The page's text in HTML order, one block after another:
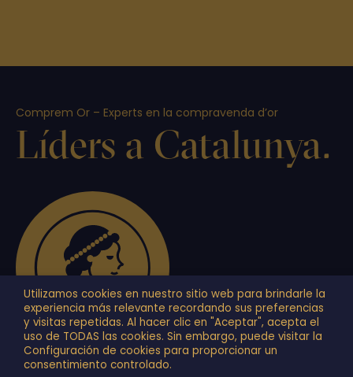
Comprem Or – Experts en la compravenda d’or
Líders a Catalunya.
Utilizamos cookies en nuestro sitio web para brindarle la
experiencia más relevante recordando sus preferencias
y visitas repetidas. Al hacer clic en "Aceptar", acepta el
uso de TODAS las cookies. Sin embargo, puede visitar la
Configuración de cookies para proporcionar un
consentimiento controlado.